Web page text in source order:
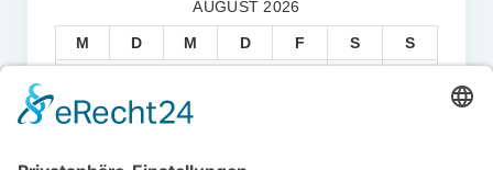
AUGUST 2026
M D M D F S
S
3
4 5